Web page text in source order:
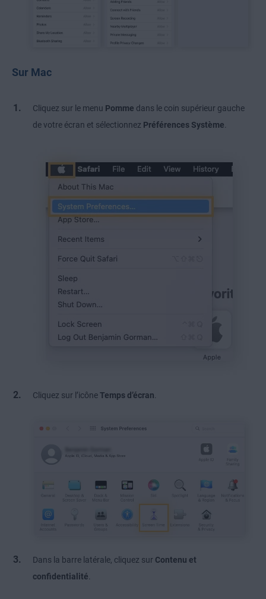
Sur Mac
Cliquez sur le menu Pomme dans le coin supérieur gauche
de votre écran et sélectionnez Préférences Système
Cliquez sur l’icôneTemps d’écran
Dans la barre latérale, cliquez sur Contenu et
confidentialité.